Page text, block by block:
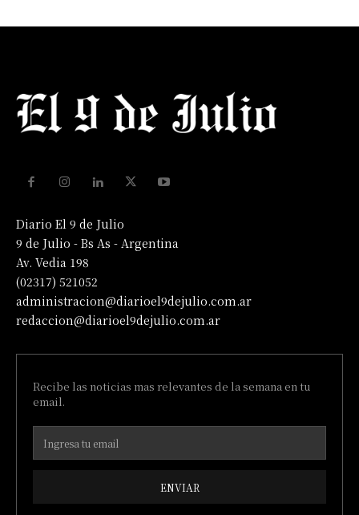
Diario El 9 de Julio
9 de Julio - Bs As - Argentina
Av. Vedia 198
(02317) 521052
administracion@diarioel9dejulio.com.ar
redaccion@diarioel9dejulio.com.ar
Recibe las noticias mas relevantes de la semana en tu
email.
ENVIAR